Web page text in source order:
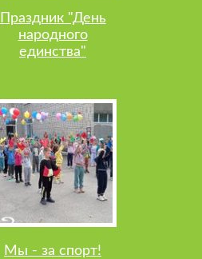
Праздник "День
народного
единства"
Мы - за спорт!